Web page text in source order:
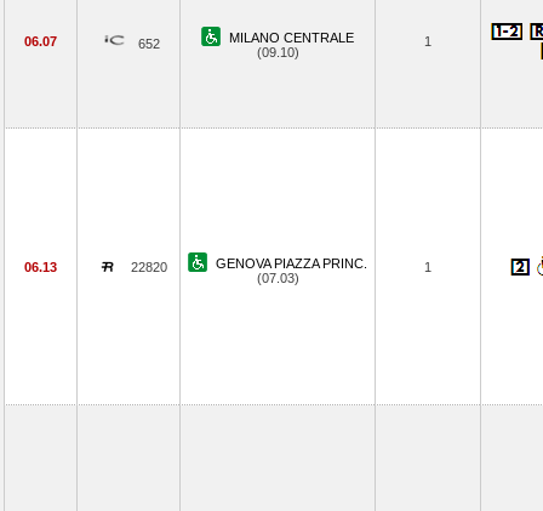
06.07 652
MILANO CENTRALE
(09.10)
1
06.13 22820
GENOVA PIAZZA PRINC.
(07.03)
1